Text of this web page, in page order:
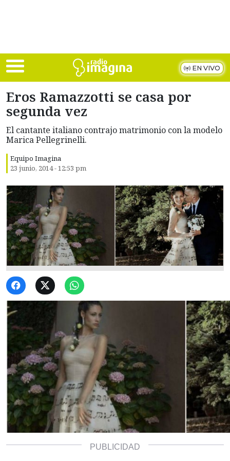
EN VIVO
Eros Ramazzotti se casa por
segunda vez
El cantante italiano contrajo matrimonio con la modelo
Marica Pellegrinelli.
Equipo Imagina
23 junio, 2014 - 12:53 pm